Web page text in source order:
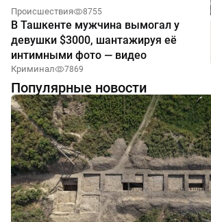
Происшествия 8755
В Ташкенте мужчина вымогал у
девушки $3000, шантажируя её
интимными фото — видео
Криминал 7869
Популярные новости